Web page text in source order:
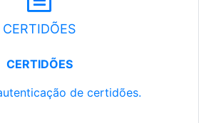
CERTIDÕES
CERTIDÕES
de certidões.